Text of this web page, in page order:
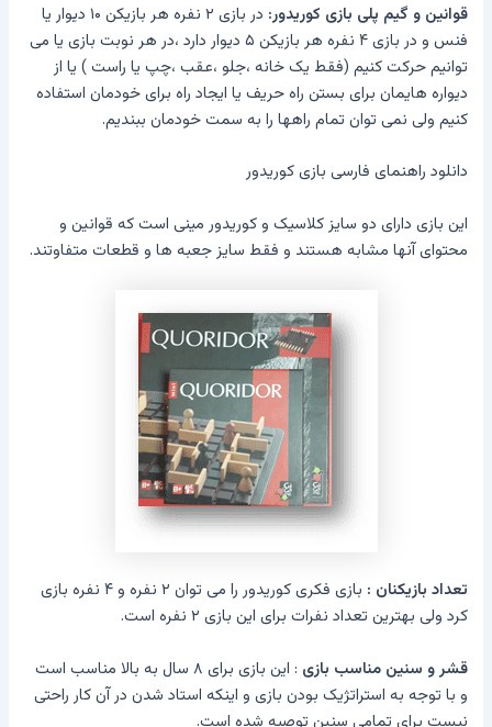
قوانین و گیم پلی بازی کوریدور:
در بازی ۲ نفره هر بازیکن ۱۰ دیوار یا
فنس و در بازی ۴ نفره هر بازیکن ۵ دیوار دارد ،در هر نوبت بازی یا می
توانیم حرکت کنیم (فقط یک خانه ،جلو ،عقب ،چپ یا راست ) یا از
دیواره هایمان برای بستن راه حریف یا ایجاد راه برای خودمان استفاده
کنیم ولی نمی توان تمام راهها را به سمت خودمان ببندیم.
دانلود راهنمای فارسی بازی کوریدور
این بازی دارای دو سایز کلاسیک و کوریدور مینی است که قوانین و
محتوای آنها مشابه هستند و فقط سایز جعبه ها و قطعات متفاوتند.
تعداد بازیکنان :
بازی فکری کوریدور را می توان ۲ نفره و ۴ نفره بازی
کرد ولی بهترین تعداد نفرات برای این بازی ۲ نفره است.
قشر و سنین مناسب بازی
: این بازی برای ۸ سال به بالا مناسب است
و با توجه به استراتژیک بودن بازی و اینکه استاد شدن در آن کار راحتی
نیست برای تمامی سنین توصیه شده است.